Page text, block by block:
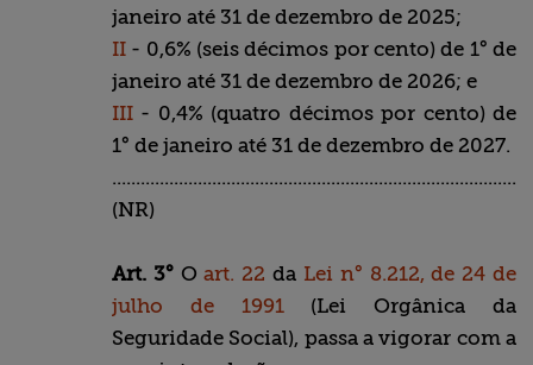
janeiro até 31 de dezembro de 2025;
II - 0,6% (seis décimos por cento) de 1° de
janeiro até 31 de dezembro de 2026; e
III - 0,4% (quatro décimos por cento) de
1° de janeiro até 31 de dezembro de 2027.
(NR)
Art. 3°Oart. 22 da Lei n° 8.212, de 24 de
julho de 1991(Lei Orgânica da
Seguridade Social), passa a vigorar com a